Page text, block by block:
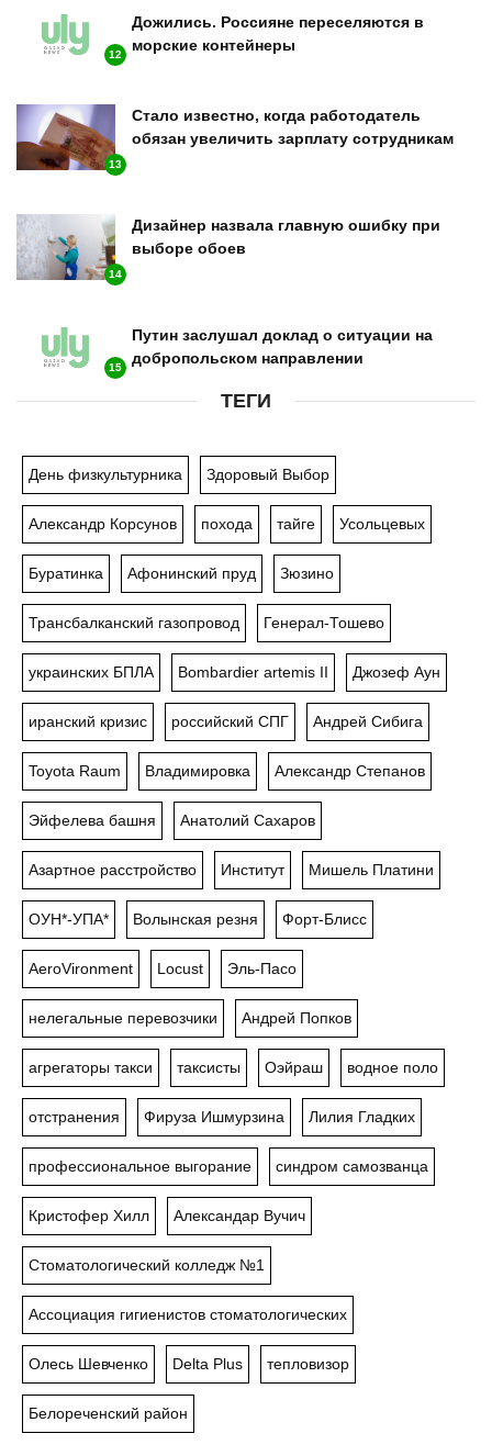
12
Дожились. Россияне переселяются в
морские контейнеры
13
Стало известно, когда работодатель
обязан увеличить зарплату сотрудникам
14
Дизайнер назвала главную ошибку при
выборе обоев
15
Путин заслушал доклад о ситуации на
добропольском направлении
ТЕГИ
День физкультурника Здоровый Выбор
Александр Корсунов похода тайге Усольцевых
Буратинка Афонинский пруд Зюзино
Трансбалканский газопровод Генерал-Тошево
украинских БПЛА Bombardier artemis II Джозеф Аун
иранский кризис российский СПГ Андрей Сибига
Toyota Raum Владимировка Александр Степанов
Эйфелева башня Анатолий Сахаров
Азартное расстройство Институт Мишель Платини
ОУН*-УПА* Волынская резня Форт-Блисс
AeroVironment Locust Эль-Пасо
нелегальные перевозчики Андрей Попков
агрегаторы такси таксисты Оэйраш водное поло
отстранения Фируза Ишмурзина Лилия Гладких
профессиональное выгорание синдром самозванца
Кристофер Хилл Александар Вучич
Стоматологический колледж №1
Ассоциация гигиенистов стоматологических
Олесь Шевченко Delta Plus тепловизор
Белореченский район